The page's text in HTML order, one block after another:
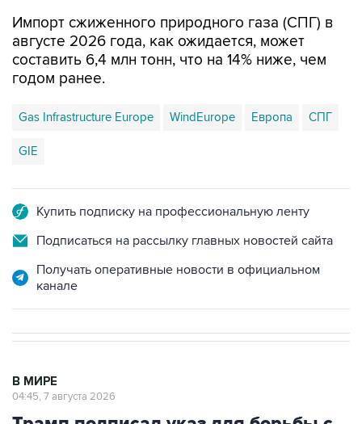
Импорт сжиженного природного газа (СПГ) в
августе 2026 года, как ожидается, может
составить 6,4 млн тонн, что на 14% ниже, чем
годом ранее.
Gas Infrastructure Europe WindEurope Европа СПГ
GIE
Купить подписку на профессиональную ленту
Подписаться на рассылку главных новостей сайта
Получать оперативные новости в официальном
канале
В МИРЕ
04:45, 7 августа 2026